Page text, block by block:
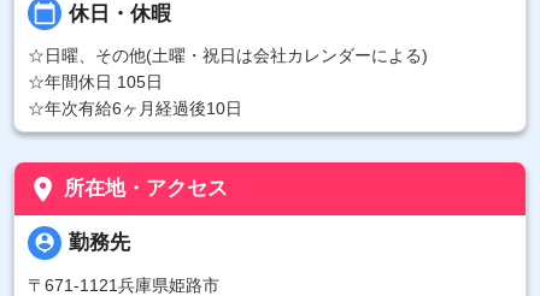
calendar_today 休日・休暇
☆日曜、その他(土曜・祝日は会社カレンダーによる)
☆年間休日 105日
☆年次有給6ヶ月経過後10日
place 所在地・アクセス
person_pin 勤務先
〒671-1121兵庫県姫路市